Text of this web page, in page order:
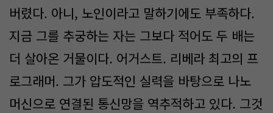
버렸다. 아니, 노인이라고 말하기에도 부족하다.
지금 그를 추궁하는 자는 그보다 적어도 두 배는
더 살아온 거물이다. 어거스트. 리베라 최고의 프
로그래머. 그가 압도적인 실력을 바탕으로 나노
머신으로 연결된 통신망을 역추적하고 있다. 그것